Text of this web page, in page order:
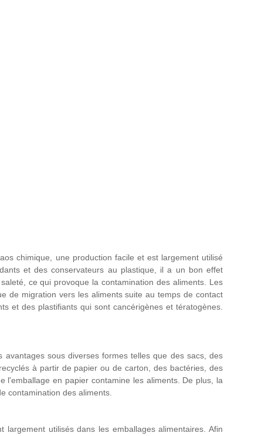
chimique, une production facile et est largement utilisé
et des conservateurs au plastique, il a un bon effet
ce qui provoque la contamination des aliments. Les
de migration vers les aliments suite au temps de contact
et des plastifiants qui sont cancérigènes et tératogènes.
sous diverses formes telles que des sacs, des
à partir de papier ou de carton, des bactéries, des
l'emballage en papier contamine les aliments. De plus, la
contamination des aliments.
utilisés dans les emballages alimentaires. Afin